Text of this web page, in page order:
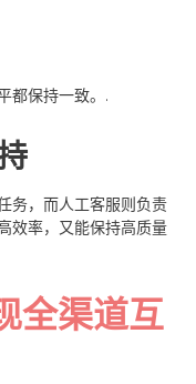
都保持一致。.
务，而人工客服则负责
效率，又能保持高质量
全渠道互